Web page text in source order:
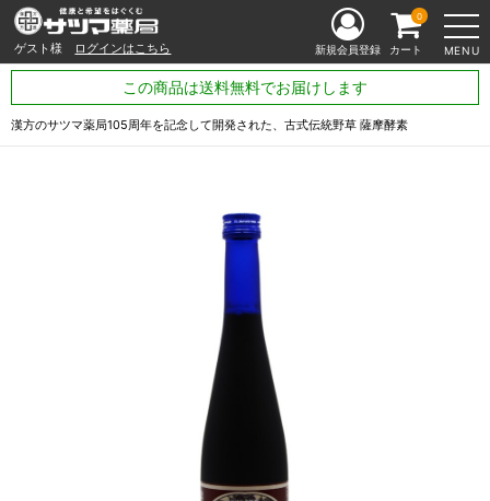
ゲスト様 ログインはこちら MENU
新規会員登録 カート
0
この商品は送料無料でお届けします
漢方のサツマ薬局105周年を記念して開発された、古式伝統野草 薩摩酵素